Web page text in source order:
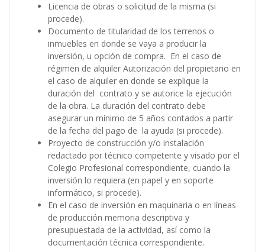
Licencia de obras o solicitud de la misma (si
procede).
Documento de titularidad de los terrenos o
inmuebles en donde se vaya a producir la
inversión, u opción de compra. En el caso de
régimen de alquiler Autorización del propietario en
el caso de alquiler en donde se explique la
duración del contrato y se autorice la ejecución
de la obra. La duración del contrato debe
asegurar un mínimo de 5 años contados a partir
de la fecha del pago de la ayuda (si procede).
Proyecto de construcción y/o instalación
redactado por técnico competente y visado por el
Colegio Profesional correspondiente, cuando la
inversión lo requiera (en papel y en soporte
informático, si procede).
En el caso de inversión en maquinaria o en líneas
de producción memoria descriptiva y
presupuestada de la actividad, así como la
documentación técnica correspondiente.